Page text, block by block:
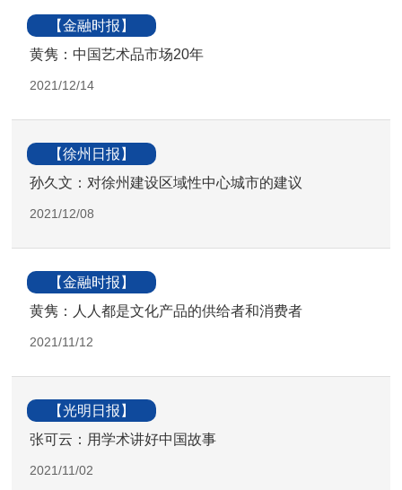
【金融时报】
黄隽：中国艺术品市场20年
2021/12/14
【徐州日报】
孙久文：对徐州建设区域性中心城市的建议
2021/12/08
【金融时报】
黄隽：人人都是文化产品的供给者和消费者
2021/11/12
【光明日报】
张可云：用学术讲好中国故事
2021/11/02